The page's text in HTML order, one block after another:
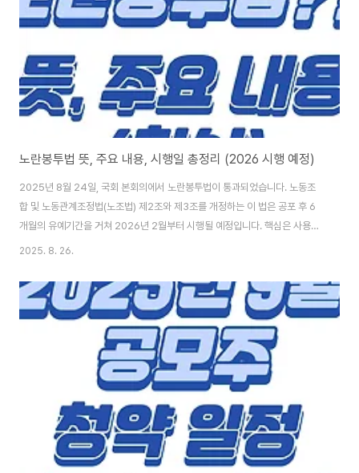
노란봉투법 뜻, 주요 내용, 시행일 총정리 (2026 시행 예정)
2025년 8월 24일, 국회 본회의에서 노란봉투법이 통과되었습니다. 노동조
합 및 노동관계조정법(노조법) 제2조와 제3조를 개정하는 이 법은 공포 후 6
개월의 유예기간을 거쳐 2026년 2월부터 시행될 예정입니다. 핵심은 사용자
범위 확대, 하청 노동자의 원청과의 교섭권 보장, 파업 노동자에 대한 과도한 손
적으로 조정하여 노동시장 구조를 개선하는 데 중요한 의미를 갖습니다. 1. 노
란봉투법 뜻과 유래 노란봉투법이라는 이름은 2014년 쌍용자동차 파업 사건
에서 비롯되었습니다. 당시 법원은 파업에 참가한 노동자들에게 약 47억 원의
손해배상을 명령했으며, 이에 4만 7천여 명의 시민들이 4만 7천 원씩 모아 노
2025. 8. 26.